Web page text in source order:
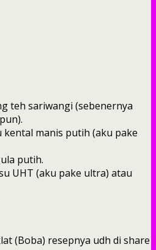
teh sariwangi (sebenernya
kental manis putih (aku pake
putih.
UHT (aku pake ultra) atau
(Boba) resepnya udh di share